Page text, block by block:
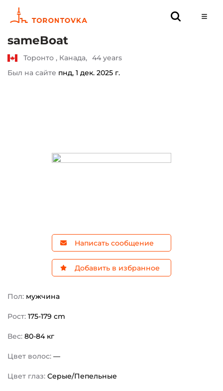
sameBoat
Торонто , Канада, 44 years
Был на сайте пнд, 1 дек. 2025 г.
Написать сообщение
Добавить в избранное
Пол: мужчина
Рост: 175-179 cm
Вес: 80-84 кг
Цвет волос: —
Цвет глаз: Серые/Пепельные